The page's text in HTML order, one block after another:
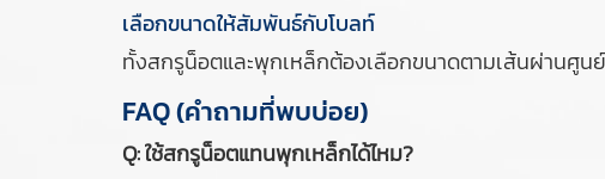
เลือกขนาดให้สัมพันธ์กับโบลท์
ทั้งสกรูน็อตและพุกเหล็กต้องเลือกขนาดตามเส้นผ่านศูน
FAQ (คำถามที่พบบ่อย)
Q: ใช้สกรูน็อตแทนพุกเหล็กได้ไหม?